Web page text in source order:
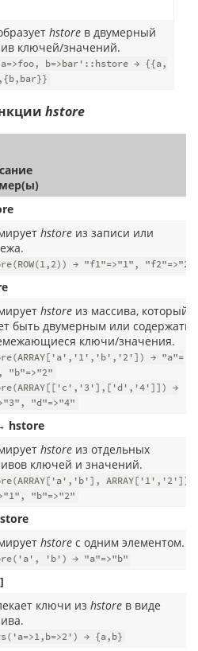
hstore в двумерный
ключей/значений.
b=>bar'::hstore → {{a,
hstore
hstore из записи или
→ "f1"=>"1", "f2"=>"2"
hstore из массива, который
быть двумерным или содержать
ключи/значения.
→ "a"=
"b"=>"2"
→
"d"=>"4"
hstore
hstore из отдельных
ключей и значений.
ARRAY['1','2'])
"b"=>"2"
hstore с одним элементом.
'b') → "a"=>"b"
ключи из hstore в виде
→ {a,b}